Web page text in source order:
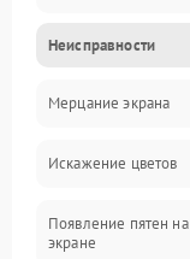
Питание и запуск
Подсветка и
Звук и
Сигнал и приём
Неисправности
Мерцание экрана
Искажение цветов
Появление пятен на
экране